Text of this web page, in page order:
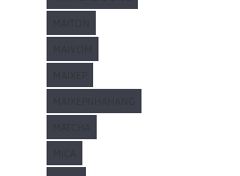
MAITON
MAIVOM
MAIXEP
MAIXEPNHAHANG
MATCHA
MICA